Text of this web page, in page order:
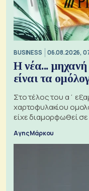
BUSINESS 06.08.2026,
Η νέα... μηχανή
είναι τα
Στο τέλος του α΄
χαρτοφυλακίου
είχε διαμορφωθεί
Αγης Μάρκου